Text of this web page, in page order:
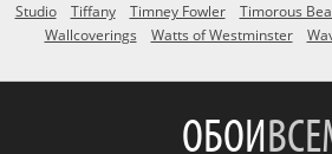
Studio
Tiffany Timney Fowler Timorous
Wallcoverings
Watts of Westminster
ОБОИ